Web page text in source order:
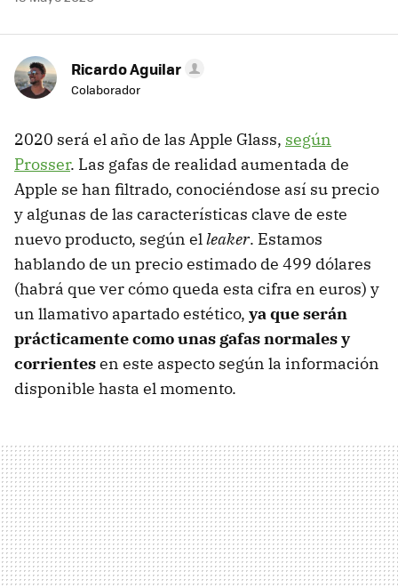
Ricardo Aguilar
Colaborador
2020 será el año de las Apple Glass, según
Prosser. Las gafas de realidad aumentada de
Apple se han filtrado, conociéndose así su precio
y algunas de las características clave de este
nuevo producto, según elleaker. Estamos
hablando de un precio estimado de 499 dólares
(habrá que ver cómo queda esta cifra en euros) y
un llamativo apartado estético, ya que serán
prácticamente como unas gafas normales y
corrientesen este aspecto según la información
disponible hasta el momento.